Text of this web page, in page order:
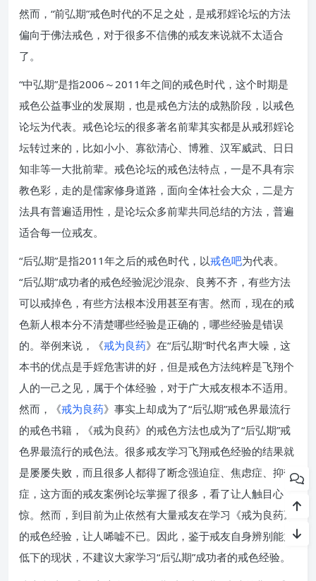
然而，“前弘期”戒色时代的不足之处，是戒邪婬论坛的方法
偏向于佛法戒色，对于很多不信佛的戒友来说就不太适合
了。
“中弘期”是指2006～2011年之间的戒色时代，这个时期是
戒色公益事业的发展期，也是戒色方法的成熟阶段，以戒色
论坛为代表。戒色论坛的很多著名前辈其实都是从戒邪婬论
坛转过来的，比如小小、寡欲清心、博雅、汉军威武、日日
知非等一大批前辈。戒色论坛的戒色法特点，一是不具有宗
教色彩，走的是儒家修身道路，面向全体社会大众，二是方
法具有普遍适用性，是论坛众多前辈共同总结的方法，普遍
适合每一位戒友。
“后弘期”是指2011年之后的戒色时代，以戒色吧为代表。
“后弘期”成功者的戒色经验泥沙混杂、良莠不齐，有些方法
可以戒掉色，有些方法根本没用甚至有害。然而，现在的戒
色新人根本分不清楚哪些经验是正确的，哪些经验是错误
的。举例来说，《戒为良药》在“后弘期”时代名声大噪，这
本书的优点是手婬危害讲的好，但是戒色方法纯粹是飞翔个
人的一己之见，属于个体经验，对于广大戒友根本不适用。
然而，《戒为良药》事实上却成为了“后弘期”戒色界最流行
的戒色书籍，《戒为良药》的戒色方法也成为了“后弘期”戒
色界最流行的戒色法。很多戒友学习飞翔戒色经验的结果就
是屡屡失败，而且很多人都得了断念强迫症、焦虑症、抑郁
症，这方面的戒友案例论坛掌握了很多，看了让人触目心
惊。然而，到目前为止依然有大量戒友在学习《戒为良药》
的戒色经验，让人唏嘘不已。因此，鉴于戒友自身辨别能力
低下的现状，不建议大家学习“后弘期”成功者的戒色经验。